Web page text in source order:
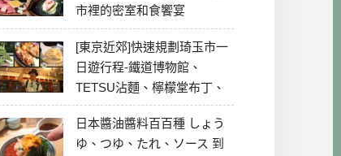
市裡的密室和食饗宴
[東京近郊]快速規劃琦玉市一
日遊行程-鐵道博物館、
TETSU沾麵、檸檬堂布丁、
冰川神社、美食彙整
日本醬油醬料百百種 しょう
ゆ、つゆ、たれ、ソース 到